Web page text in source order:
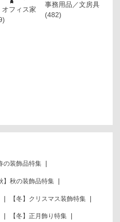
オフィス家
事務用品／文房具
(482)
の装飾品特集
】秋の装飾品特集
【冬】クリスマス装飾特集
【冬】正月飾り特集